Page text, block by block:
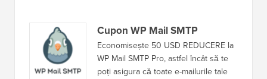
Cupon WP Mail SMTP
Economisește 50 USD REDUCERE la
WP Mail SMTP Pro, astfel încât să te
poți asigura că toate e-mailurile tale